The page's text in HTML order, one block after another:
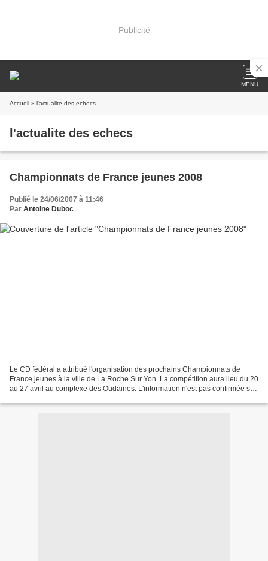
Publicité
MENU
Accueil » l'actualite des echecs
l'actualite des echecs
Championnats de France jeunes 2008
Publié le 24/06/2007 à 11:46
Par Antoine Duboc
Le CD fédéral a attribué l'organisation des prochains Championnats de
France jeunes à la ville de La Roche Sur Yon. La compétition aura lieu du 20
au 27 avril au complexe des Oudaines. L'information n'est pas confirmée sur